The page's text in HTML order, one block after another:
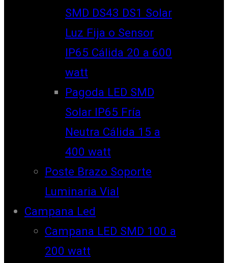
SMD DS43 DS1 Solar
Luz Fija o Sensor
IP65 Cálida 20 a 600
watt
Pagoda LED SMD
Solar IP65 Fría
Neutra Cálida 15 a
400 watt
Poste Brazo Soporte
Luminaria Vial
Campana Led
Campana LED SMD 100 a
200 watt